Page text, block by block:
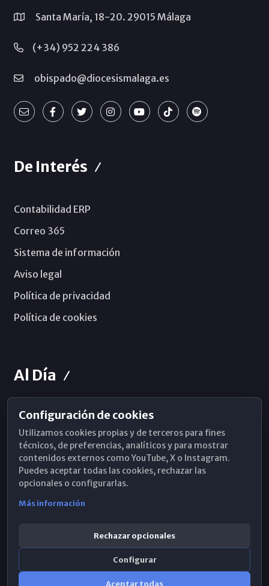
Santa María, 18-20. 29015 Málaga
(+34) 952 224 386
obispado@diocesismalaga.es
De Interés
Contabilidad ERP
Correo 365
Sistema de información
Aviso legal
Política de privacidad
Política de cookies
Al Día
Horarios de Misa
Hemeroteca
WhatsApp
Configuración de cookies
Utilizamos cookies propias y de terceros para fines
técnicos, de preferencias, analíticos y para mostrar
contenidos externos como YouTube, X o Instagram.
Puedes aceptar todas las cookies, rechazar las
opcionales o configurarlas.
Más información
Rechazar opcionales
Configurar
Aceptar todas